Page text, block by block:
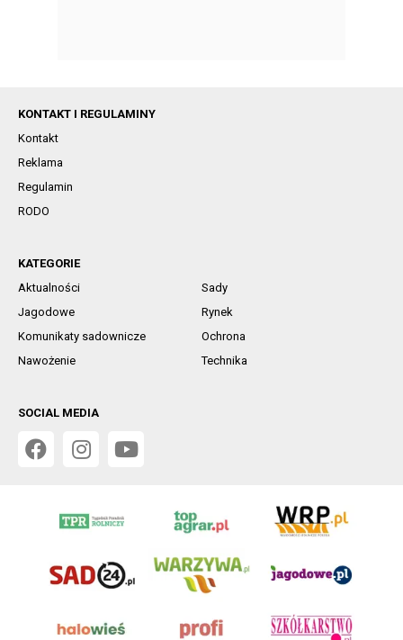
KONTAKT I REGULAMINY
Kontakt
Reklama
Regulamin
RODO
KATEGORIE
Aktualności
Sady
Jagodowe
Rynek
Komunikaty sadownicze
Ochrona
Nawożenie
Technika
SOCIAL MEDIA